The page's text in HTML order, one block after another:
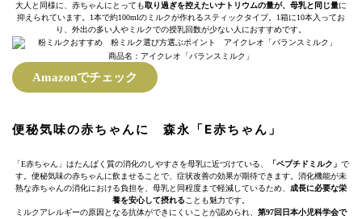
大人と同様に、赤ちゃんにとっても取り過ぎを控えたいナトリウムの量が、母乳と同じ量に
抑えられています。1本で約100mlのミルクが作れるスティックタイプ。1箱に10本入ってお
り、外出の多い人やミルクでの授乳回数が少ない人におすすめです。
商品名：アイクレオ「バランスミルク」
Amazonでチェック
便秘気味の赤ちゃんに 森永「E赤ちゃん」
「E赤ちゃん」はたんぱく質の消化のしやすさを母乳に近づけている、 「ペプチドミルク」 で
す。便秘気味の赤ちゃんに飲ませることで、症状改善の効果が期待できます。消化機能が未
熟な赤ちゃんの消化における負担を、母乳と同程度まで軽減しているため、 成長に必要な栄
養を安心して摂れる ことも魅力です。
ミルクアレルギーの原因となる抗体ができにくいことが認められ、 第97回日本小児科学会で